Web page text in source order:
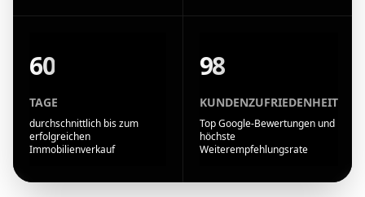
60
TAGE
durchschnittlich bis zum
erfolgreichen
Immobilienverkauf
98
KUNDENZUFRIEDENHEIT
Top Google-Bewertungen und
höchste
Weiterempfehlungsrate